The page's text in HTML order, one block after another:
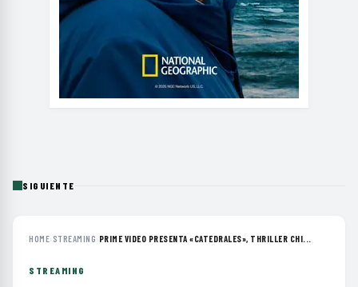
SIGUIENTE
HOME› STREAMING› PRIME VIDEO PRESENTA «CATEDRALES», THRILLER CHI...
STREAMING